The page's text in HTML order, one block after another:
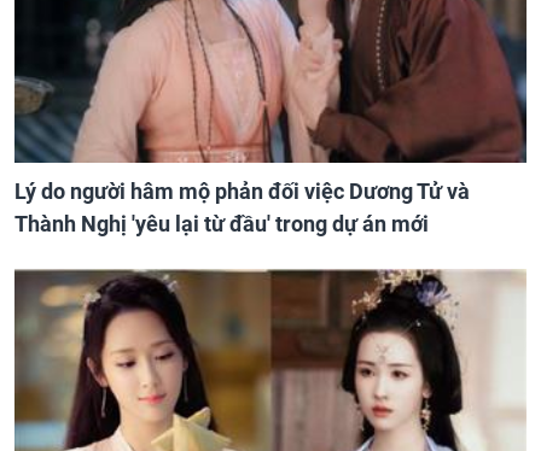
Lý do người hâm mộ phản đối việc Dương Tử và
Thành Nghị 'yêu lại từ đầu' trong dự án mới